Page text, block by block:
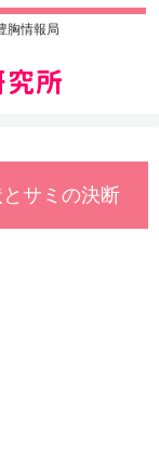
胸情報局
サミの決断